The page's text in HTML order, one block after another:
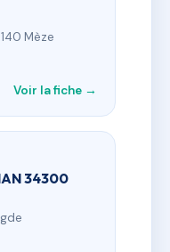
Mèze
Voir la fiche →
34300